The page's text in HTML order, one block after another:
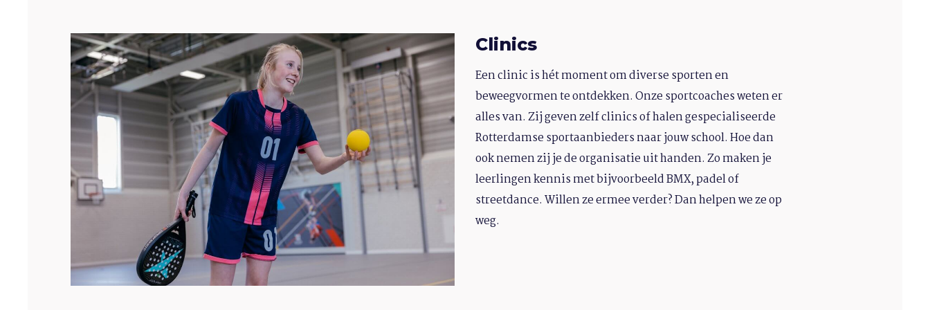
Clinics
Een clinic is hét moment om diverse sporten en
beweegvormen te ontdekken. Onze sportcoaches weten er
alles van. Zij geven zelf clinics of halen gespecialiseerde
Rotterdamse sportaanbieders naar jouw school. Hoe dan
ook nemen zij je de organisatie uit handen. Zo maken je
leerlingen kennis met bijvoorbeeld BMX, padel of
streetdance. Willen ze ermee verder? Dan helpen we ze op
weg.